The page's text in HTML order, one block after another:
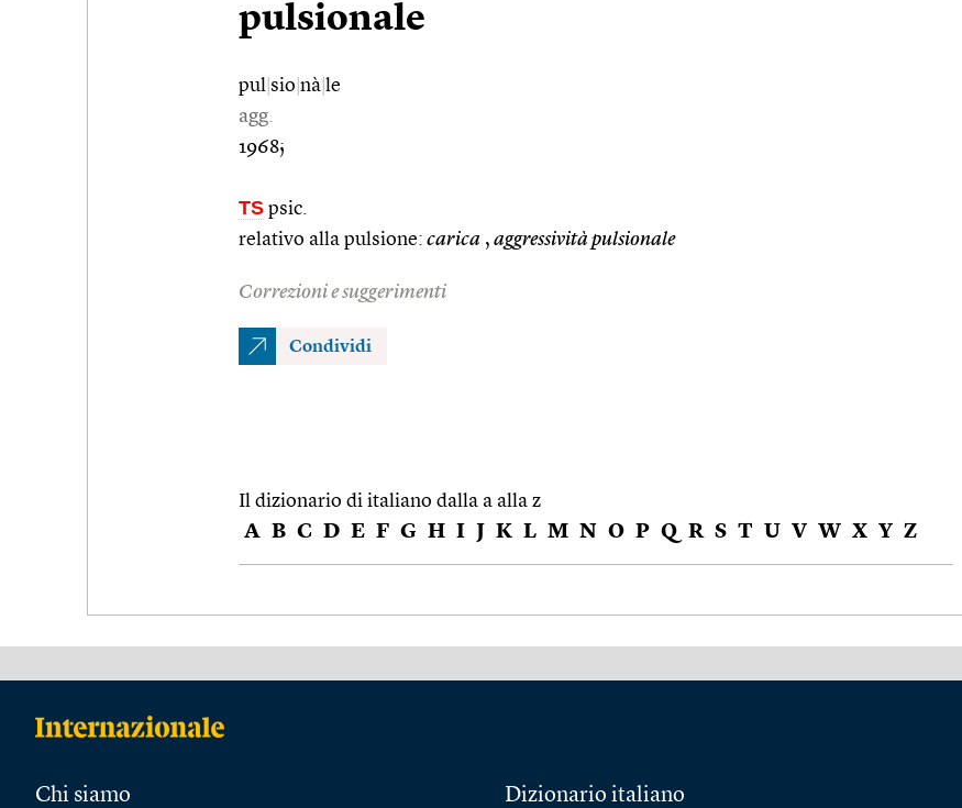
pulsionale
pul sio nà le
agg.
1968;
TS psic.
relativo alla pulsione: carica , aggressività pulsionale
Correzioni e suggerimenti
Condividi
Il dizionario di italiano dalla a alla z
A B C D E F G H I J K L M N O P Q R S T U V W X Y Z
Chi siamo Dizionario italiano